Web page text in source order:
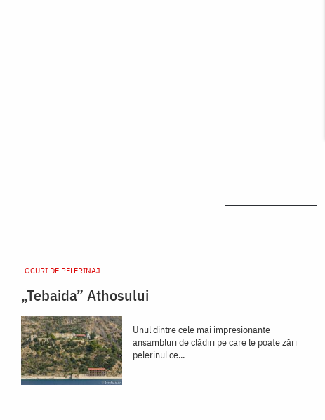
LOCURI DE PELERINAJ
„Tebaida” Athosului
Unul dintre cele mai impresionante
ansambluri de clădiri pe care le poate zări
pelerinul ce...